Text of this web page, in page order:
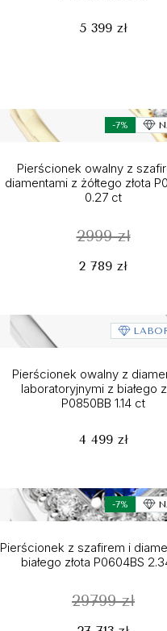
5 399 zł
-7%
Pierścionek owalny z
diamentami z żółtego złota
0.27 ct
2999 zł
2 789 zł
Pierścionek owalny z
laboratoryjnymi z białego
P0850BB 1.14 ct
4 499 zł
-7%
Pierścionek z szafirem i
białego złota P0604BS
29799 zł